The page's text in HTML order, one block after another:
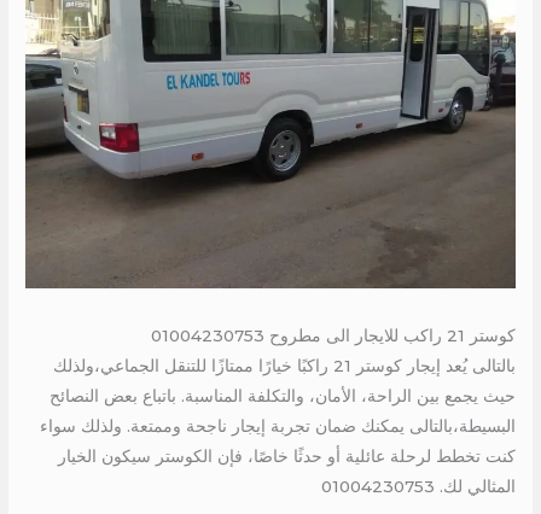
كوستر 21 راكب للايجار الى مطروح 01004230753
بالتالى يُعد إيجار كوستر 21 راكبًا خيارًا ممتازًا للتنقل الجماعي،ولذلك
حيث يجمع بين الراحة، الأمان، والتكلفة المناسبة. باتباع بعض النصائح
البسيطة،بالتالى يمكنك ضمان تجربة إيجار ناجحة وممتعة. ولذلك سواء
كنت تخطط لرحلة عائلية أو حدثًا خاصًا، فإن الكوستر سيكون الخيار
المثالي لك. 01004230753